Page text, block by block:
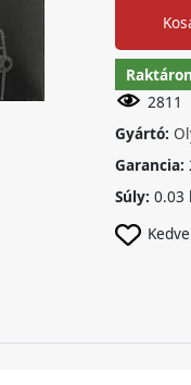
Raktáron
2811
Gyártó:
Garancia:
Súly: 0.03